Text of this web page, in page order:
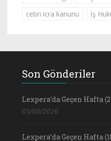
cebri icra kanunu
İş
Son Gönderiler
Lexpera’da Geçen Hafta
03/08/2026
Lexpera’da Geçen Hafta